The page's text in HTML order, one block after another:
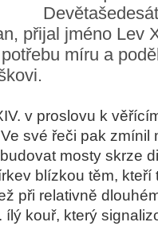
přijal jméno Lev
míru a
v proslovu k
své řeči pak zmínil
mosty skrze
blízkou těm, kteří
při relativně
kouř, který